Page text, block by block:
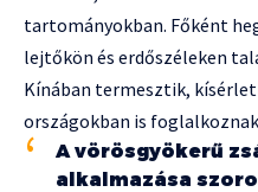
tartományokban. Főként
lejtőkön és erdőszéleken
Kínában termesztik,
országokban is
A vörösgyökerű
alkalmazása